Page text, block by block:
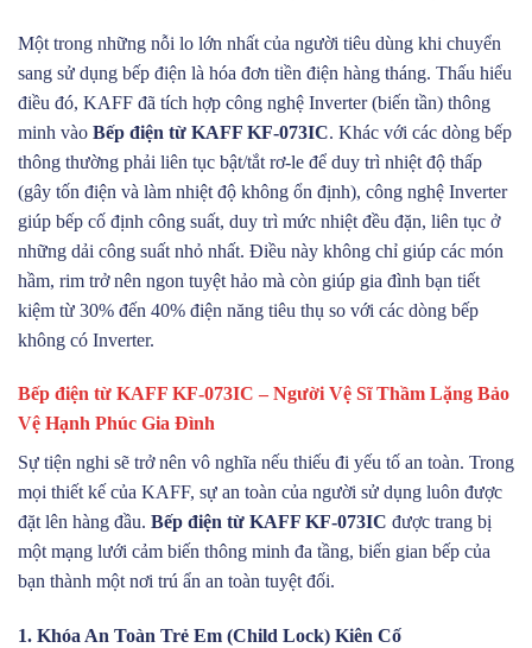
Một trong những nỗi lo lớn nhất của người tiêu dùng khi chuyển
sang sử dụng bếp điện là hóa đơn tiền điện hàng tháng. Thấu hiểu
điều đó, KAFF đã tích hợp công nghệ Inverter (biến tần) thông
minh vào Bếp điện từ KAFF KF-073IC. Khác với các dòng bếp
thông thường phải liên tục bật/tắt rơ-le để duy trì nhiệt độ thấp
(gây tốn điện và làm nhiệt độ không ổn định), công nghệ Inverter
giúp bếp cố định công suất, duy trì mức nhiệt đều đặn, liên tục ở
những dải công suất nhỏ nhất. Điều này không chỉ giúp các món
hầm, rim trở nên ngon tuyệt hảo mà còn giúp gia đình bạn tiết
kiệm từ 30% đến 40% điện năng tiêu thụ so với các dòng bếp
không có Inverter.
Bếp điện từ KAFF KF-073IC – Người Vệ Sĩ Thầm Lặng Bảo
Vệ Hạnh Phúc Gia Đình
Sự tiện nghi sẽ trở nên vô nghĩa nếu thiếu đi yếu tố an toàn. Trong
mọi thiết kế của KAFF, sự an toàn của người sử dụng luôn được
đặt lên hàng đầu. Bếp điện từ KAFF KF-073IC được trang bị
một mạng lưới cảm biến thông minh đa tầng, biến gian bếp của
bạn thành một nơi trú ẩn an toàn tuyệt đối.
1. Khóa An Toàn Trẻ Em (Child Lock) Kiên Cố